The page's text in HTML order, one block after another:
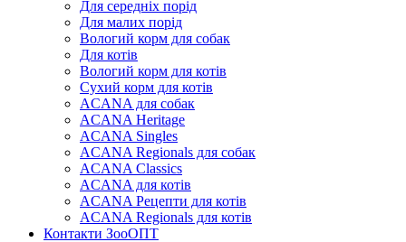
Для середніх порід
Для малих порід
Вологий корм для собак
Для котів
Вологий корм для котів
Сухий корм для котів
ACANA для собак
ACANA Heritage
ACANA Singles
ACANA Regionals для собак
ACANA Classics
ACANA для котів
ACANA Рецепти для котів
ACANA Regionals для котів
Контакти ЗооОПТ